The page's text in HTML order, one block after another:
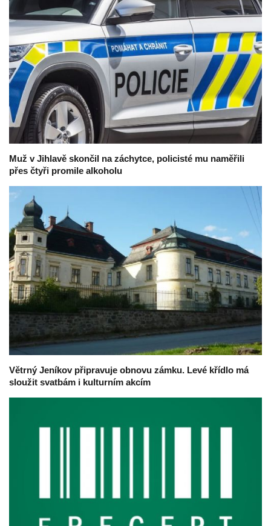
Muž v Jihlavě skončil na záchytce, policisté mu naměřili
přes čtyři promile alkoholu
Větrný Jeníkov připravuje obnovu zámku. Levé křídlo má
sloužit svatbám i kulturním akcím